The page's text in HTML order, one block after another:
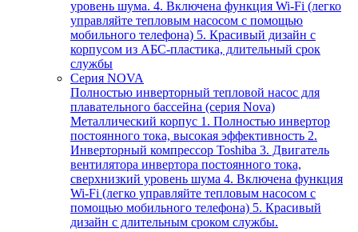
уровень шума. 4. Включена функция Wi-Fi (легко
управляйте тепловым насосом с помощью
мобильного телефона) 5. Красивый дизайн с
корпусом из АБС-пластика, длительный срок
службы
Серия NOVA
Полностью инверторный тепловой насос для
плавательного бассейна (серия Nova)
Металлический корпус 1. Полностью инвертор
постоянного тока, высокая эффективность 2.
Инверторный компрессор Toshiba 3. Двигатель
вентилятора инвертора постоянного тока,
сверхнизкий уровень шума 4. Включена функция
Wi-Fi (легко управляйте тепловым насосом с
помощью мобильного телефона) 5. Красивый
дизайн с длительным сроком службы.